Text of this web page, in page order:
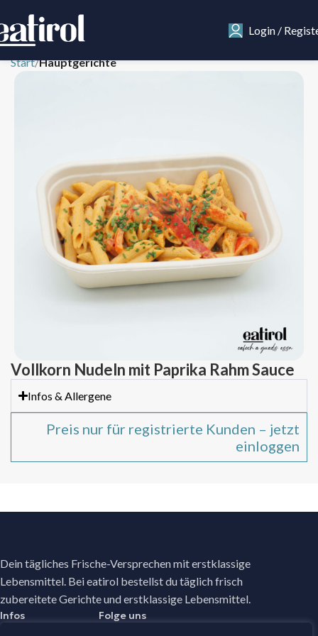
Login /
Start Hauptgerichte
Vollkorn Nudeln mit Paprika Rahm Sauce
Infos & Allergene
Preis nur für registrierte Kunden – jetzt
einloggen
Dein tägliches Frische-Versprechen mit erstklassige
Lebensmittel. Bei eatirol bestellst du täglich frisch
zubereitete Gerichte und erstklassige Lebensmittel.
Infos Folge uns